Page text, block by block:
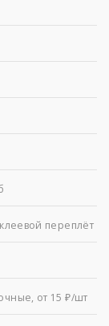
переплёт
от 15 ₽/шт